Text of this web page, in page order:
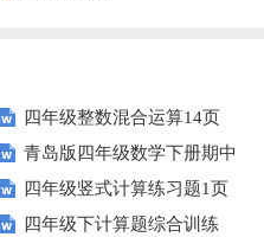
四年级整数混合运算14页
青岛版四年级数学下册期中
测试题及答案
四年级竖式计算练习题1页
（无答案）
四年级下计算题综合训练